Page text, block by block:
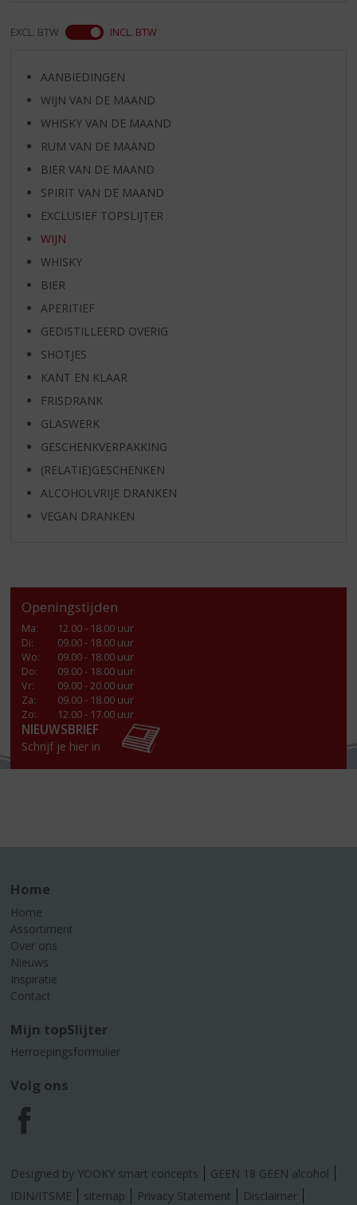
EXCL. BTW INCL. BTW
AANBIEDINGEN
WIJN VAN DE MAAND
WHISKY VAN DE MAAND
RUM VAN DE MAAND
BIER VAN DE MAAND
SPIRIT VAN DE MAAND
EXCLUSIEF TOPSLIJTER
WIJN
WHISKY
BIER
APERITIEF
GEDISTILLEERD OVERIG
SHOTJES
KANT EN KLAAR
FRISDRANK
GLASWERK
GESCHENKVERPAKKING
(RELATIE)GESCHENKEN
ALCOHOLVRIJE DRANKEN
VEGAN DRANKEN
Openingstijden
Ma:
12.00 - 18.00 uur
Di:
09.00 - 18.00 uur
Wo:
09.00 - 18.00 uur
Do:
09.00 - 18.00 uur
Vr:
09.00 - 20.00 uur
Za:
09.00 - 18.00 uur
Zo:
12.00 - 17.00 uur
NIEUWSBRIEF
Schrijf je hier in
Home
Home
Assortiment
Over ons
Nieuws
Inspiratie
Contact
Mijn topSlijter
Herroepingsformulier
Volg ons
F
a
Designed by YOOKY smart concepts
GEEN 18 GEEN alcohol
IDIN/ITSME
sitemap Privacy Statement Disclaimer